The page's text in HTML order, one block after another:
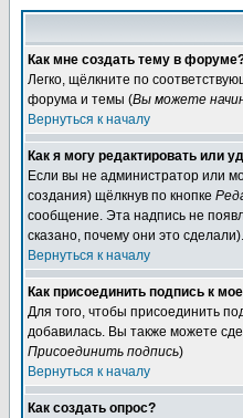
Как мне создать тему в
Легко, щёлкните по
форума и темы (Вы можете
Вернуться к началу
Как я могу редактировать или
Если вы не администратор или
создания) щёлкнув по кнопке
сообщение. Эта надпись не
сказано, почему они это
Вернуться к началу
Как присоединить подпись к
Для того, чтобы присоединить
добавилась. Вы также можете
Присоединить подпись)
Вернуться к началу
Как создать опрос?